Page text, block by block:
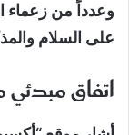
وعدداً من زعماء
على السلام
اتفاق مبدئي